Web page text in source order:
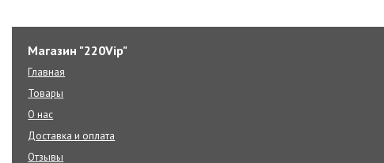
Магазин "220Vip"
Главная
Товары
О нас
Доставка и оплата
Отзывы